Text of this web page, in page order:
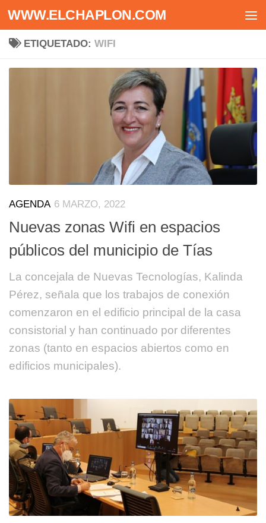
Saltar al contenido
WWW.ELCHAPLON.COM
ETIQUETADO: WIFI
AGENDA 6 MARZO, 2022
Nuevas zonas Wifi en espacios
públicos del municipio de Tías
La concejala de Nuevas Tecnologías, Kalinda
Pérez, señala que los trabajos de conexión
comenzaron en el edificio principal de la casa
consistorial y han continuado por diferentes
zonas (tanto en espacios abiertos como en
edificios municipales).